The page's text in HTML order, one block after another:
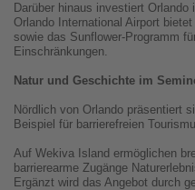
Darüber hinaus investiert
Orlando International Airport
sowie das Sunflower-Programm
Einschränkungen.
Natur und Geschichte im
Nördlich von Orlando präsentiert
Beispiel für barrierefreien
Auf Wekiva Island ermöglichen
barrierearme Zugänge
Ergänzt wird das Angebot durch